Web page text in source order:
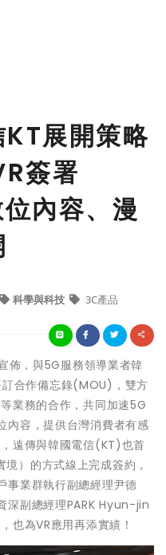
展開策略
簽署
內容、漫
科學與科技 3C產品
佈，與5G服務領導業者韓
合作備忘錄(MOU)，雙方
業務的合作，共同加速5G
內容，提供台灣消費者有感
遠傳與韓國電信(KT)也首
）的方式線上完成簽約，
事業群執行副總經理尹德
深副總經理PARK Hyun-jin
也為VR應用再添實績！